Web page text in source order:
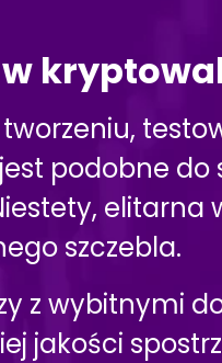
w
podobne do
elitarna
szczebla.
z wybitnymi
jakości